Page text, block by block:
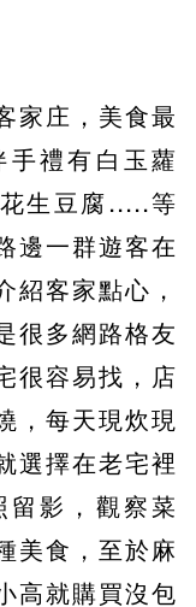
家庄，美食最
手禮有白玉蘿
生豆腐.....等
邊一群遊客在
紹客家點心，
很多網路格友
很容易找，店
，每天現炊現
選擇在老宅裡
影，觀察菜
美食，至於麻
高就購買沒包